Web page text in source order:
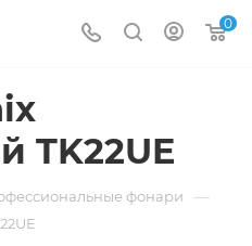
0
TK22UE
фонари —